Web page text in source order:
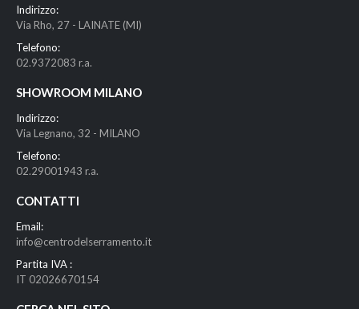
Indirizzo:
Via Rho, 27 - LAINATE (MI)
Telefono:
02.9372083 r.a.
SHOWROOM MILANO
Indirizzo:
Via Legnano, 32 - MILANO
Telefono:
02.29001943 r.a.
CONTATTI
Email:
info@centrodelserramento.it
Partita IVA :
IT 02026670154